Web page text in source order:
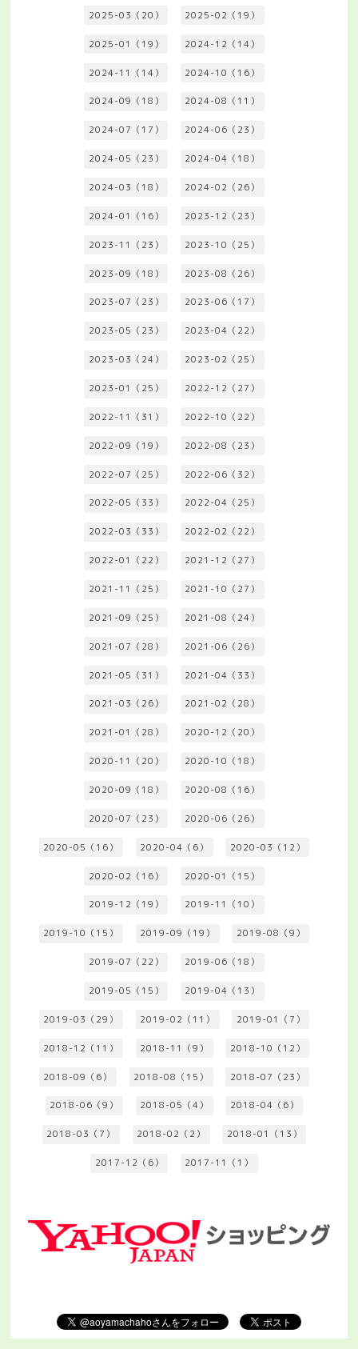
2025-03（20） 2025-02（19）
2025-01（19） 2024-12（14）
2024-11（14） 2024-10（16）
2024-09（18） 2024-08（11）
2024-07（17） 2024-06（23）
2024-05（23） 2024-04（18）
2024-03（18） 2024-02（26）
2024-01（16） 2023-12（23）
2023-11（23） 2023-10（25）
2023-09（18） 2023-08（26）
2023-07（23） 2023-06（17）
2023-05（23） 2023-04（22）
2023-03（24） 2023-02（25）
2023-01（25） 2022-12（27）
2022-11（31） 2022-10（22）
2022-09（19） 2022-08（23）
2022-07（25） 2022-06（32）
2022-05（33） 2022-04（25）
2022-03（33） 2022-02（22）
2022-01（22） 2021-12（27）
2021-11（25） 2021-10（27）
2021-09（25） 2021-08（24）
2021-07（28） 2021-06（26）
2021-05（31） 2021-04（33）
2021-03（26） 2021-02（28）
2021-01（28） 2020-12（20）
2020-11（20） 2020-10（18）
2020-09（18） 2020-08（16）
2020-07（23） 2020-06（26）
2020-05（16） 2020-04（6） 2020-03（12）
2020-02（16） 2020-01（15）
2019-12（19） 2019-11（10）
2019-10（15） 2019-09（19） 2019-08（9）
2019-07（22） 2019-06（18）
2019-05（15） 2019-04（13）
2019-03（29） 2019-02（11） 2019-01（7）
2018-12（11） 2018-11（9） 2018-10（12）
2018-09（6） 2018-08（15） 2018-07（23）
2018-06（9） 2018-05（4） 2018-04（6）
2018-03（7） 2018-02（2） 2018-01（13）
2017-12（6） 2017-11（1）